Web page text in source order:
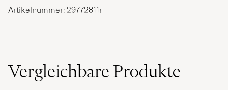
Artikelnummer: 29772811r
VergleichbareProdukte